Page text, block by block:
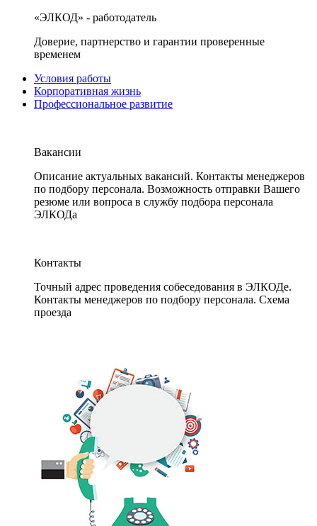
«ЭЛКОД» - работодатель
Доверие, партнерство и гарантии проверенные
временем
Условия работы
Корпоративная жизнь
Профессиональное развитие
Вакансии
Описание актуальных вакансий. Контакты менеджеров
по подбору персонала. Возможность отправки Вашего
резюме или вопроса в службу подбора персонала
ЭЛКОДа
Контакты
Точный адрес проведения собеседования в ЭЛКОДе.
Контакты менеджеров по подбору персонала. Схема
проезда